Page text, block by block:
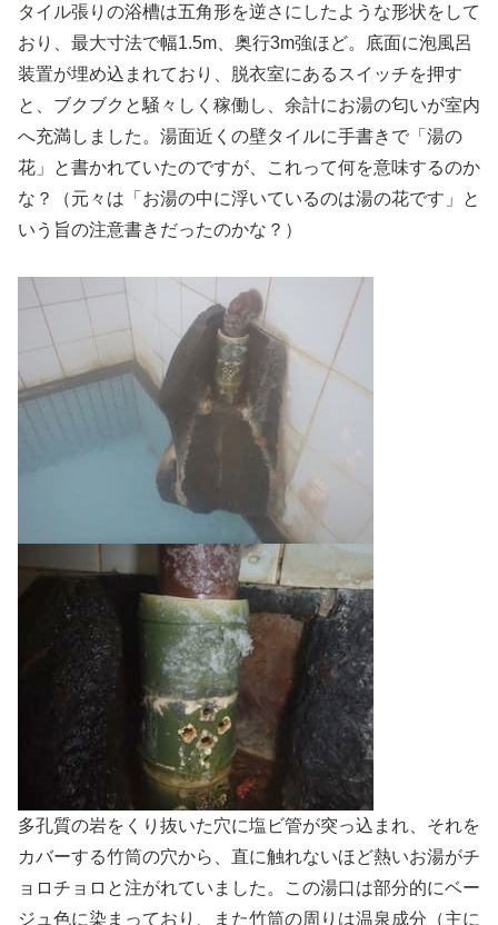
タイル張りの浴槽は五角形を逆さにしたような形状をして
おり、最大寸法で幅1.5m、奥行3m強ほど。底面に泡風呂
装置が埋め込まれており、脱衣室にあるスイッチを押す
と、ブクブクと騒々しく稼働し、余計にお湯の匂いが室内
へ充満しました。湯面近くの壁タイルに手書きで「湯の
花」と書かれていたのですが、これって何を意味するのか
な？（元々は「お湯の中に浮いているのは湯の花です」と
いう旨の注意書きだったのかな？）
多孔質の岩をくり抜いた穴に塩ビ管が突っ込まれ、それを
カバーする竹筒の穴から、直に触れないほど熱いお湯がチ
ョロチョロと注がれていました。この湯口は部分的にベー
ジュ色に染まっており、また竹筒の周りは温泉成分（主に